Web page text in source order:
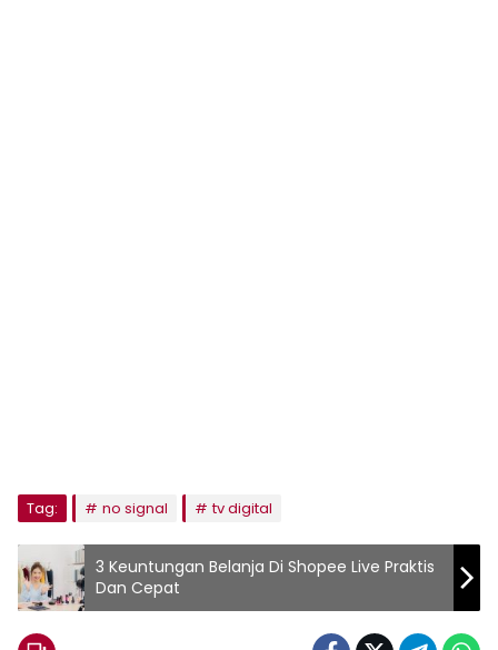
Tag: no signal tv digital
3 Keuntungan Belanja Di Shopee Live Praktis
Dan Cepat